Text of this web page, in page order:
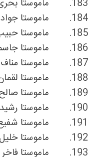
183.
ماموستا
184.
ماموستا
185.
ماموستا
186.
ماموستا
187.
ماموستا
188.
ماموستا
189.
ماموستا
190.
ماموستا
191.
ماموستا ش
192.
ماموستا
193.
ماموستا